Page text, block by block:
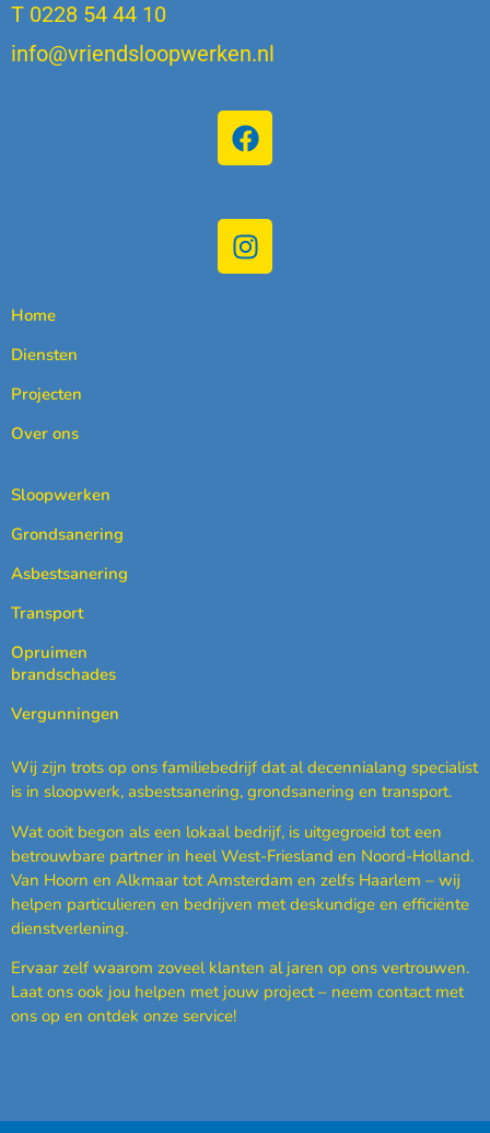
T 0228 54 44 10
info@vriendsloopwerken.nl
Home
Diensten
Projecten
Over ons
Sloopwerken
Grondsanering
Asbestsanering
Transport
Opruimen
brandschades
Vergunningen
Wij zijn trots op ons familiebedrijf dat al decennialang specialist
is in sloopwerk, asbestsanering, grondsanering en transport.
Wat ooit begon als een lokaal bedrijf, is uitgegroeid tot een
betrouwbare partner in heel West-Friesland en Noord-Holland.
Van Hoorn en Alkmaar tot Amsterdam en zelfs Haarlem – wij
helpen particulieren en bedrijven met deskundige en efficiënte
dienstverlening.
Ervaar zelf waarom zoveel klanten al jaren op ons vertrouwen.
Laat ons ook jou helpen met jouw project – neem contact met
ons op en ontdek onze service!